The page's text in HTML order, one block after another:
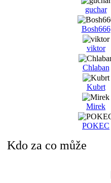
guchar
Bosh666
viktor
Chlaban
Kubrt
Mirek
POKEC
Kdo za co může